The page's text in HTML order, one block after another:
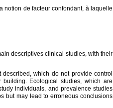
notion de facteur confondant, à laquelle
descriptives clinical studies, with their
which do not provide control
Ecological studies, which are
individuals, and prevalence studies
but may lead to erroneous conclusions